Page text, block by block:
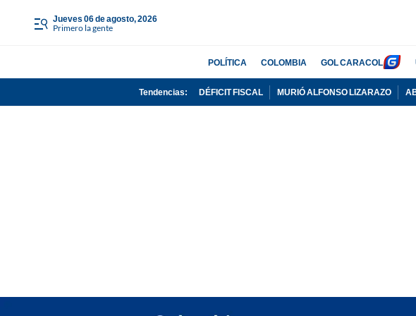
jueves 06 de agosto, 2026
Primero la gente
POLÍTICA COLOMBIA GOL CARACOL
Tendencias: DÉFICIT FISCAL MURIÓ ALFONSO LIZARAZO